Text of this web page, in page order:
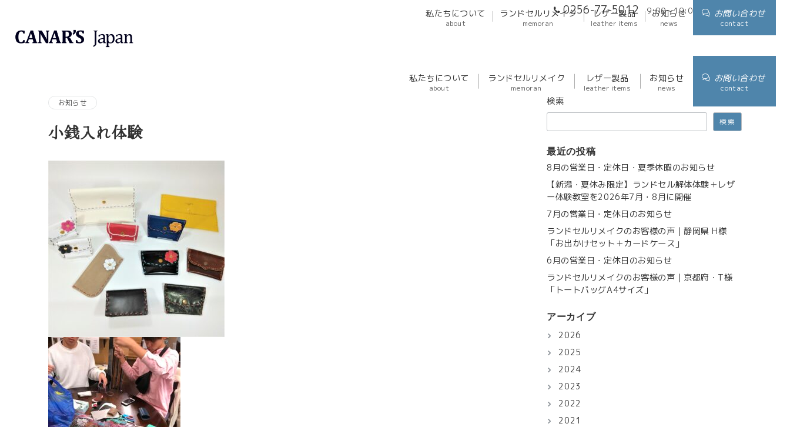
0256-77-5012 9:00～19:00 アクセス
私たちについて
about
ランドセルリメイク
memoran
レザー製品
leather items
お知らせ
news
お問い合わせ
contact
私たちについて
about
ランドセルリメイク
memoran
レザー製品
leather items
お知らせ
news
お問い合わせ
contact
お知らせ
小銭入れ体験
検索
検索
最近の投稿
8月の営業日・定休日・夏季休暇のお知らせ
【新潟・夏休み限定】ランドセル解体体験＋レザ
ー体験教室を2026年7月・8月に開催
7月の営業日・定休日のお知らせ
ランドセルリメイクのお客様の声｜静岡県 H様
「お出かけセット＋カードケース」
6月の営業日・定休日のお知らせ
ランドセルリメイクのお客様の声｜京都府・T様
「トートバッグA4サイズ」
アーカイブ
2026
2025
2024
2023
2022
2021